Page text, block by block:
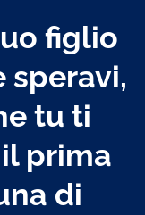
figlio
speravi,
tu ti
prima
di